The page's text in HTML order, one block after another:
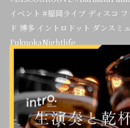
イベント #福岡ライブ ディスコ
ド 博多 イントロドット ダンスミ
FukuokaNightlife
< 前のページ 一覧に戻る